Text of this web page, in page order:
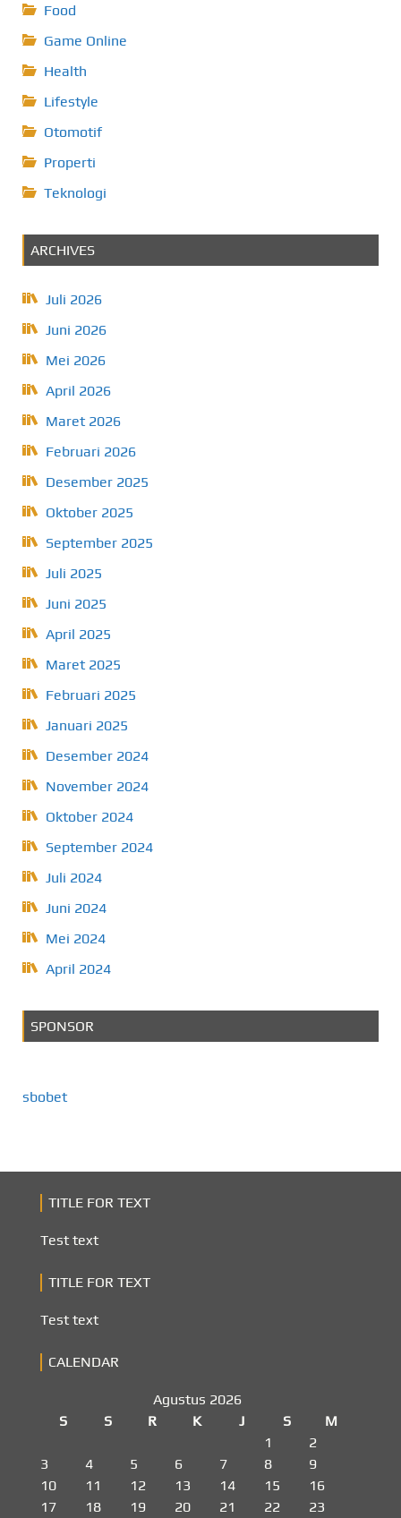
Food
Game Online
Health
Lifestyle
Otomotif
Properti
Teknologi
ARCHIVES
Juli 2026
Juni 2026
Mei 2026
April 2026
Maret 2026
Februari 2026
Desember 2025
Oktober 2025
September 2025
Juli 2025
Juni 2025
April 2025
Maret 2025
Februari 2025
Januari 2025
Desember 2024
November 2024
Oktober 2024
September 2024
Juli 2024
Juni 2024
Mei 2024
April 2024
SPONSOR
sbobet
TITLE FOR TEXT
Test text
TITLE FOR TEXT
Test text
CALENDAR
Agustus 2026
S
S R K J S
M
1
2
3
4 5 6 7 8
9
10
11 12 13 14 15
16
17
18 19 20 21 22 23